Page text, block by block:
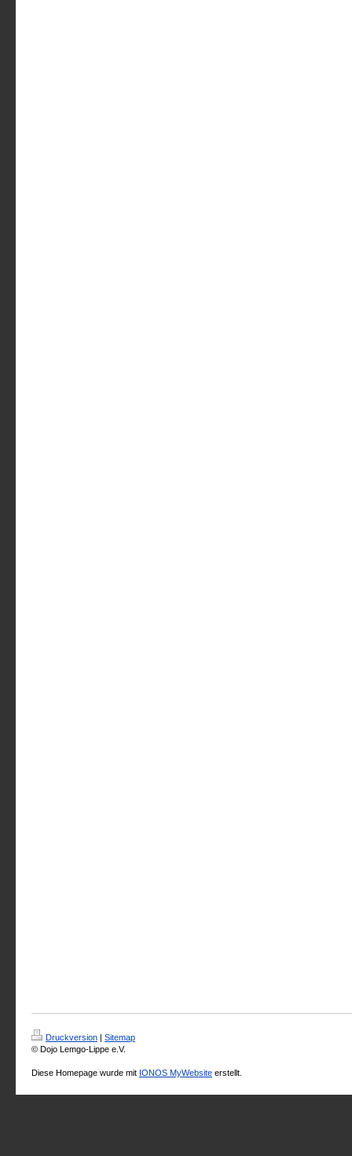
Druckversion | Sitemap
© Dojo Lemgo-Lippe e.V.
Diese Homepage wurde mit IONOS MyWebsite erstellt.